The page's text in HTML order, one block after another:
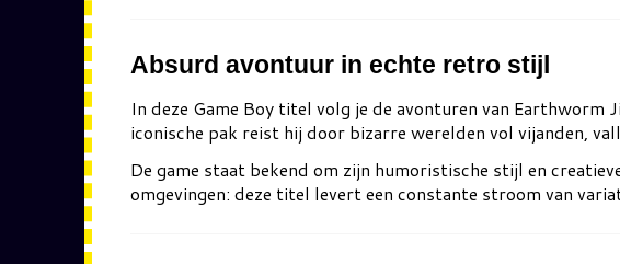
Absurd avontuur in echte retro stijl
In deze Game Boy titel volg je de avonturen van Earthworm
iconische pak reist hij door bizarre werelden vol vijanden,
De game staat bekend om zijn humoristische stijl en
omgevingen: deze titel levert een constante stroom van